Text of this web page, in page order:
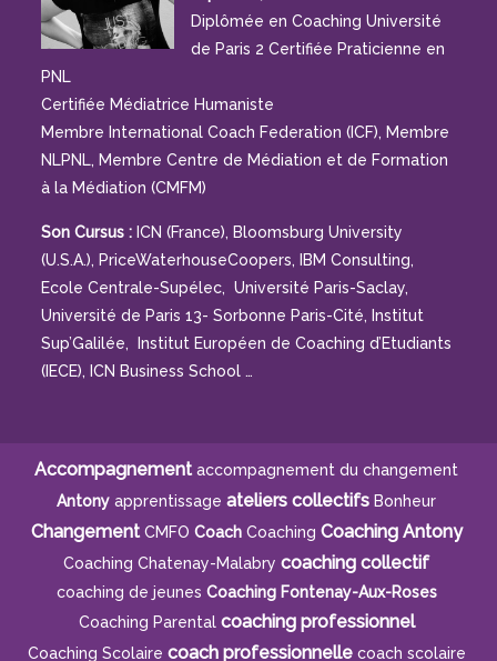
Sup’Galilée, Institut Européen de Coaching d’Etudiants
(IECE), ICN Business School …
Accompagnement accompagnement du changement
Antony apprentissage ateliers collectifs Bonheur
Changement CMFO Coach
Coaching Chatenay-Malabry coaching collectif
coaching de jeunes Coaching Fontenay-Aux-Roses
Coaching Parental coaching professionnel
Coaching Scolaire coach professionnelle coach scolaire
Communication Communication non violente confiance
Créativité décrochage scolaire
médiation humaniste Natbé organisation orientation
Parentalité Partage PNL Projet Professionnel
Stéphanie Damou Stéphanie Damou-Sabry Surprise
Mentions légales
Réalisation Rhonalpcom